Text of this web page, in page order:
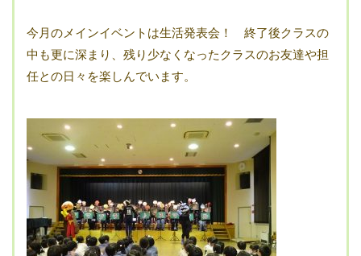
今月のメインイベントは生活発表会！ 終了後クラスの
中も更に深まり、残り少なくなったクラスのお友達や担
任との日々を楽しんでいます。